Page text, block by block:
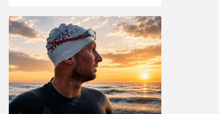
01:37, 6.08.2026